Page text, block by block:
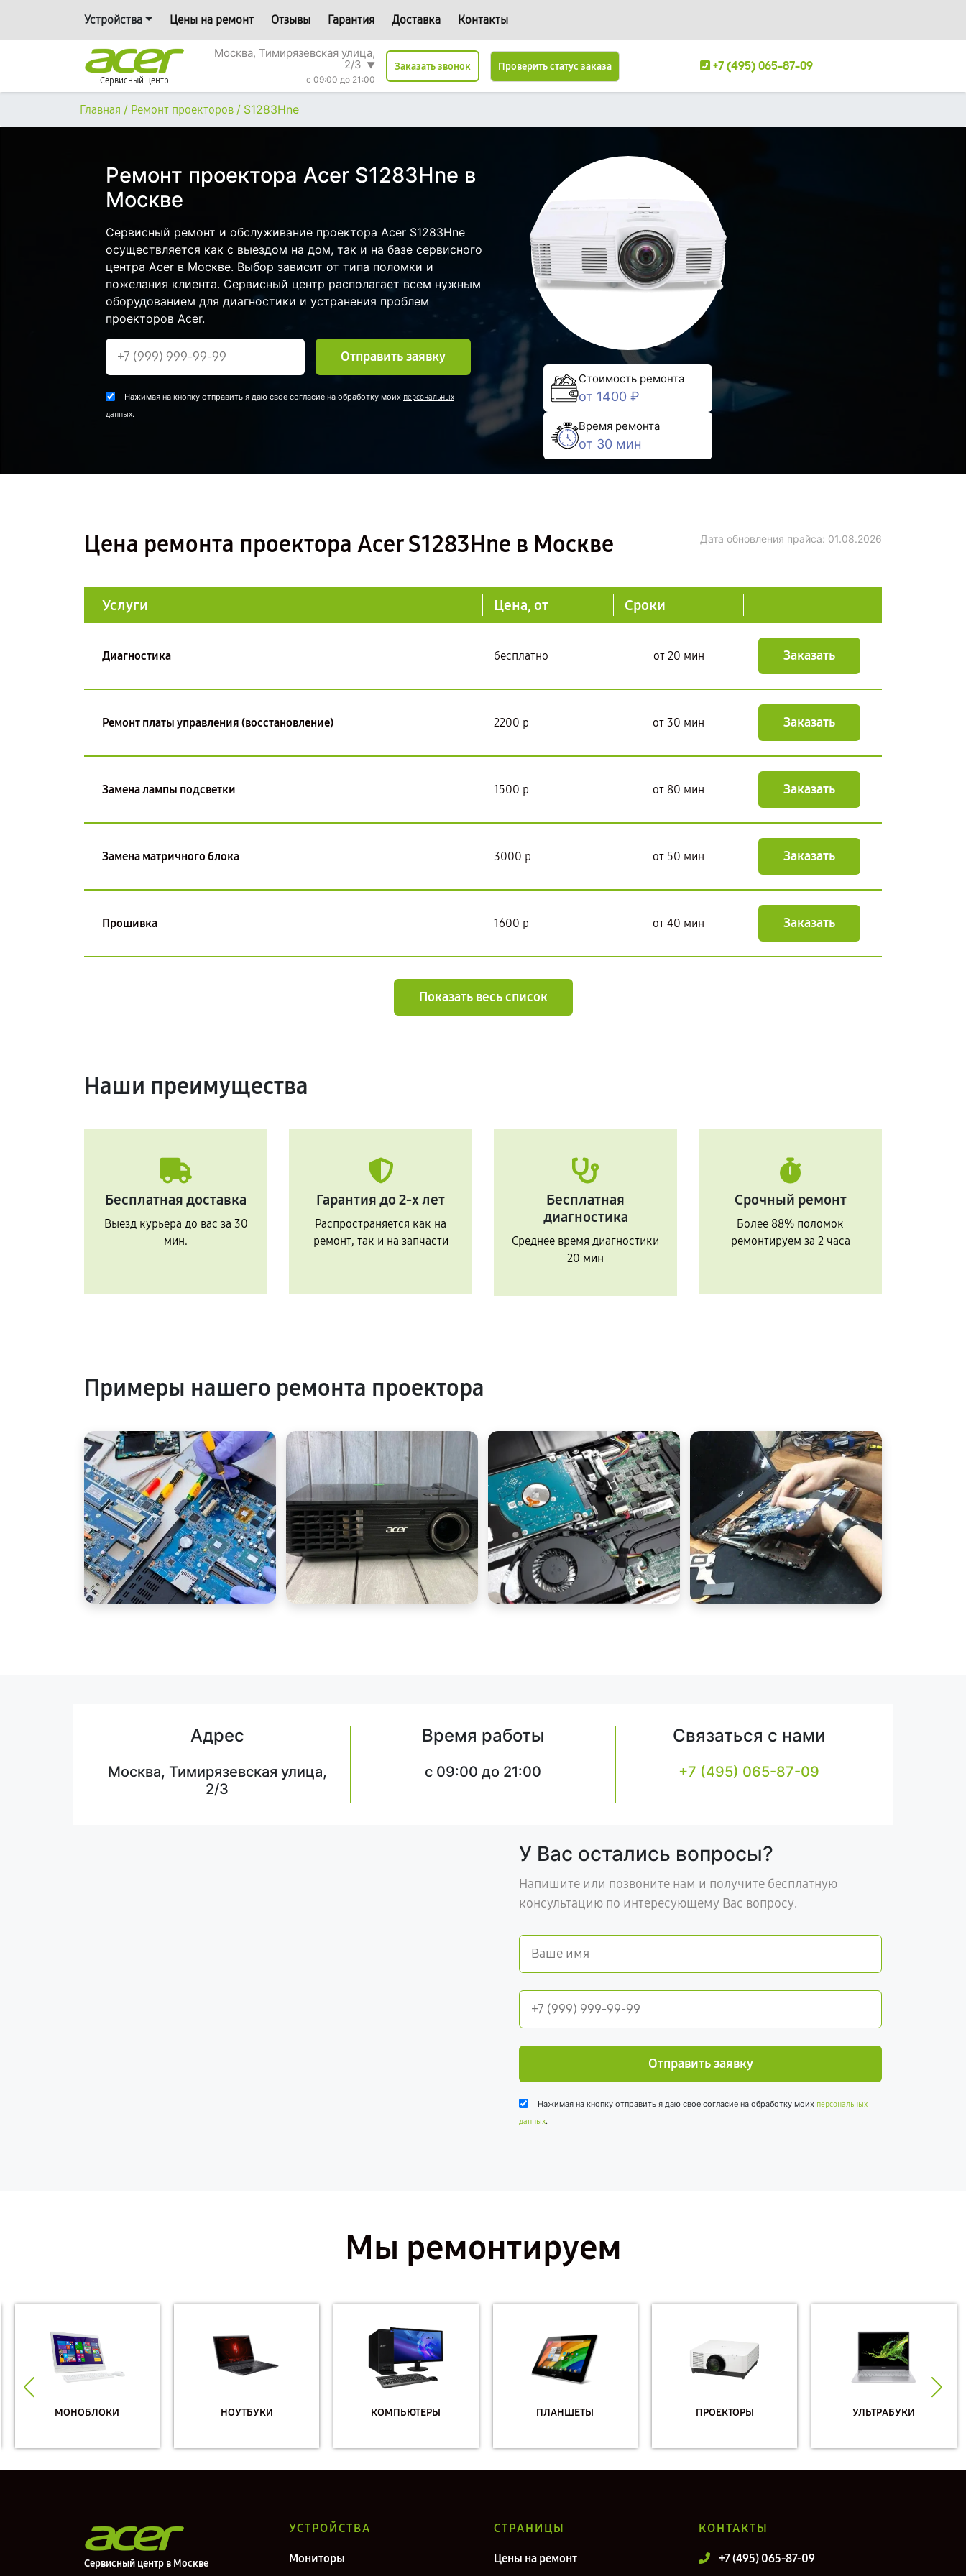
Устройства Цены на ремонт Отзывы Гарантия Доставка Контакты
Сервисный центр
Москва, Тимирязевская улица,
2/3 ▼
c 09:00 до 21:00
Заказать звонок Проверить статус заказа +7 (495) 065-87-09
Главная / Ремонт проекторов / S1283Hne
Ремонт проектора Acer S1283Hne в
Москве
Сервисный ремонт и обслуживание проектора Acer S1283Hne
осуществляется как с выездом на дом, так и на базе сервисного
центра Acer в Москве. Выбор зависит от типа поломки и
пожелания клиента. Сервисный центр располагает всем нужным
оборудованием для диагностики и устранения проблем
проекторов Acer.
Отправить заявку
Нажимая на кнопку отправить я даю свое согласие на обработку моих персональных
данных.
Стоимость ремонта
от 1400 ₽
Время ремонта
от 30 мин
Цена ремонта проектора Acer S1283Hne в Москве Дата обновления прайса: 01.08.2026
Услуги Цена, от Сроки
Диагностика бесплатно от 20 мин Заказать
Ремонт платы управления (восстановление) 2200 р от 30 мин Заказать
Замена лампы подсветки 1500 р от 80 мин Заказать
Замена матричного блока 3000 р от 50 мин Заказать
Прошивка 1600 р от 40 мин Заказать
Показать весь список
Наши преимущества
Бесплатная доставка
Выезд курьера до вас за 30
мин.
Гарантия до 2-х лет
Распространяется как на
ремонт, так и на запчасти
Бесплатная
диагностика
Среднее время диагностики
20 мин
Срочный ремонт
Более 88% поломок
ремонтируем за 2 часа
Примеры нашего ремонта проектора
Адрес
Москва, Тимирязевская улица,
2/3
Время работы
c 09:00 до 21:00
Связаться с нами
+7 (495) 065-87-09
У Вас остались вопросы?
Напишите или позвоните нам и получите бесплатную
консультацию по интересующему Вас вопросу.
Отправить заявку
Нажимая на кнопку отправить я даю свое согласие на обработку моих персональных
данных.
Мы ремонтируем
МОНОБЛОКИ НОУТБУКИ КОМПЬЮТЕРЫ ПЛАНШЕТЫ ПРОЕКТОРЫ УЛЬТРАБУКИ
Сервисный центр в Москве
УСТРОЙСТВА
Мониторы
СТРАНИЦЫ
Цены на ремонт
КОНТАКТЫ
+7 (495) 065-87-09